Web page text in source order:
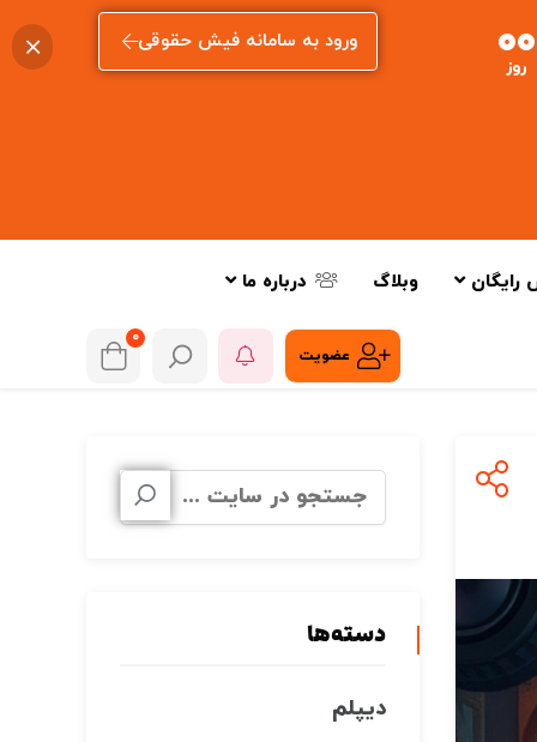
00
روز
ورود به سامانه فیش حقوقی
رایگان وبلاگ درباره ما
عضویت
0
دسته‌ها
دیپلم